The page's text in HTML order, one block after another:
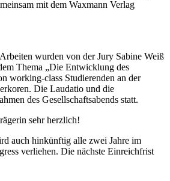
mit dem Waxmann Verlag
wurden von der Jury Sabine Weiß
Thema „Die Entwicklung des
working-class Studierenden an der
Die Laudatio und die
des Gesellschaftsabends statt.
sehr herzlich!
auch hinkünftig alle zwei Jahre im
verliehen. Die nächste Einreichfrist